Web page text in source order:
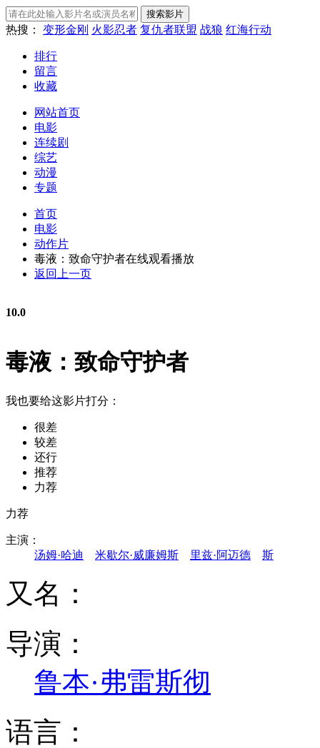
热搜： 变形金刚 火影忍者 复仇者联盟 战狼 红海行动
排行
留言
收藏
网站首页
电影
连续剧
综艺
动漫
专题
首页
电影
动作片
毒液：致命守护者在线观看播放
返回上一页
10.0
毒液：致命守护者
我也要给这影片打分：
很差
较差
还行
推荐
力荐
力荐
主演：
汤姆·哈迪
米歇尔·威廉姆斯 里兹·阿迈德 斯
又名：
导演：
鲁本·弗雷斯彻
语言：